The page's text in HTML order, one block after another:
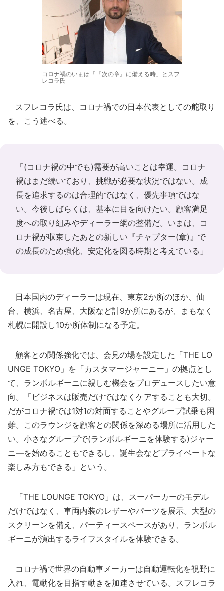
コロナ禍のいまは「『次の章』に備える時」とスフ
レコラ氏
スフレコラ氏は、コロナ禍での日本代表としての舵取り
を、こう述べる。
「(コロナ禍の中でも)需要が高いことは幸運。コロナ
禍はまだ続いており、挑戦が必要な状況ではない。成
長を追求するのは合理的ではなく、優先事項ではな
い。今後しばらくは、基本に目を向けたい。顧客満足
度への取り組みやディーラー網の整備だ。いまは、コ
ロナ禍が収束したあとの新しい『チャプター(章)』で
の成長のため強化、安定化を図る時期と考えている」
日本国内のディーラーは現在、東京2か所のほか、仙
台、横浜、名古屋、大阪など計9か所にあるが、まもなく
札幌に開設し10か所体制になる予定。
顧客との関係強化では、会見の場を設定した「THE LO
UNGE TOKYO」を「カスタマージャーニー」の拠点とし
て、ランボルギーニに親しむ機会をプロデュースしたい意
向。「ビジネスは販売だけではなくケアすることも大切。
だがコロナ禍では1対1の対面することやグループ試乗も困
難。このラウンジを顧客との関係を深める場所に活用した
い。小さなグループで(ランボルギーニを体験する)ジャー
ニ―を始めることもできるし、誕生会などプライベートな
楽しみ方もできる」という。
「THE LOUNGE TOKYO」は、スーパーカーのモデル
だけではなく、車両内装のレザーやパーツを展示。大型の
スクリーンを備え、パーティースペースがあり、ランボル
ギーニが演出するライフスタイルを体験できる。
コロナ禍で世界の自動車メーカーは自動運転化を視野に
入れ、電動化を目指す動きを加速させている。スフレコラ